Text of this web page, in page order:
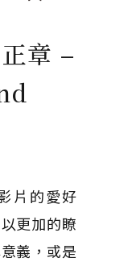
章 –
片的愛好
更加的瞭
義，或是